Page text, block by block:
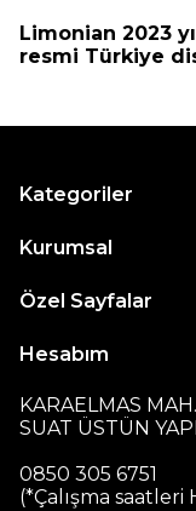
Limonian 2023
resmi Türkiye
Kategoriler
Kurumsal
Özel Sayfalar
Hesabım
KARAELMAS
SUAT ÜSTÜN
0850 305 6751
(*Çalışma saatleri